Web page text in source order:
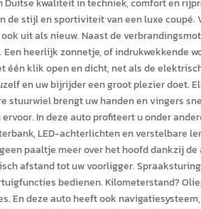
Duitse kwaliteit in techniek, comfort en
de stijl en sportiviteit van een luxe
uit als nieuw. Naast de
heerlijk zonnetje, of indrukwekkende
één klik open en dicht, net als de
en uw bijrijder een groot plezier doet.
stuurwiel brengt uw handen en vingers
In deze auto profiteert u onder
LED-achterlichten en verstelbare
paaltje meer over het hoofd dankzij
afstand tot uw voorligger.
bedienen. Kilometerstand?
En deze auto heeft ook